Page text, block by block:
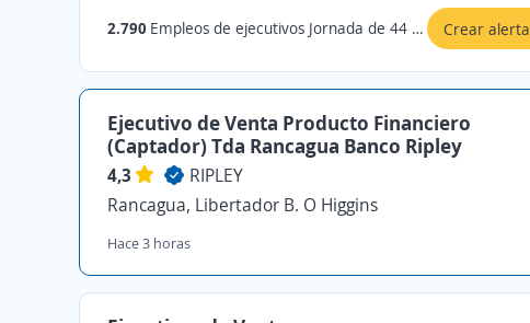
2.790 Empleos de ejecutivos Jornada de 44 horas semanales Crear alerta
Ejecutivo de Venta Producto Financiero
(Captador) Tda Rancagua Banco Ripley
4,3
RIPLEY
Rancagua, Libertador B. O Higgins
Hace 3 horas